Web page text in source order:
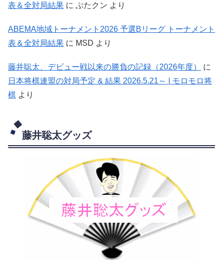
表＆全対局結果 に ぶたクン より
ABEMA地域トーナメント2026 予選Bリーグ トーナメント
表＆全対局結果 に MSD より
藤井聡太、デビュー戦以来の勝負の記録（2026年度）
に
日本将棋連盟の対局予定 & 結果 2026.5.21～ | モロモロ将
棋 より
藤井聡太グッズ